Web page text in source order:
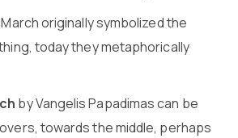
originally symbolized the
today they metaphorically
by Vangelis Papadimas can be
towards the middle, perhaps